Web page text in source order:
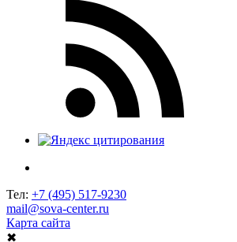
Тел: +7 (495) 517-9230
mail@sova-center.ru
Карта сайта
✖